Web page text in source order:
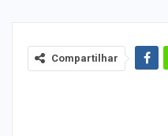
Compartilhar